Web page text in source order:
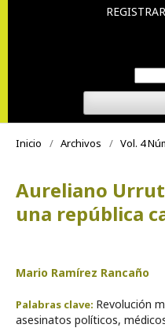
Inicio / Archivos / Vol. 4
Aureliano
una república
Mario Ramírez Rancaño
Palabras clave: Revolución
asesinatos políticos,